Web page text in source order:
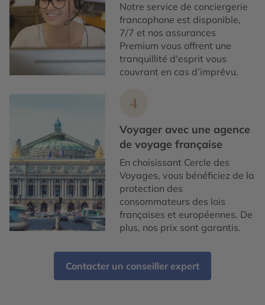
Notre service de conciergerie
francophone est disponible,
7/7 et nos assurances
Premium vous offrent une
tranquillité d'esprit vous
couvrant en cas d’imprévu.
4
Voyager avec une agence
de voyage française
En choisissant Cercle des
Voyages, vous bénéficiez de la
protection des
consommateurs des lois
françaises et européennes. De
plus, nos prix sont garantis.
Contacter un conseiller expert